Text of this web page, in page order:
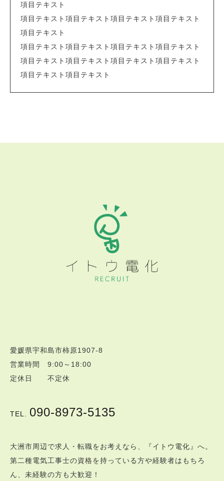
項目テキスト
項目テキスト項目テキスト項目テキスト項目テキスト
項目テキスト
項目テキスト項目テキスト項目テキスト項目テキスト
項目テキスト項目テキスト項目テキスト項目テキスト
項目テキスト項目テキスト
愛媛県宇和島市柿原1907-8
営業時間 9:00～18:00
定休日 不定休
TEL. 090-8973-5135
大洲市周辺で求人・転職をお考えなら、『イトウ電化』へ。
第二種電気工事士の資格を持っている方や経験者はもちろ
ん、未経験の方も大歓迎！